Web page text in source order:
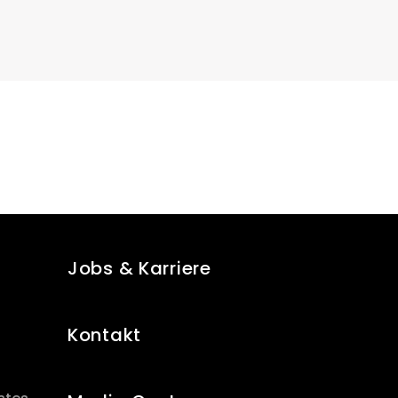
Jobs & Karriere
Kontakt